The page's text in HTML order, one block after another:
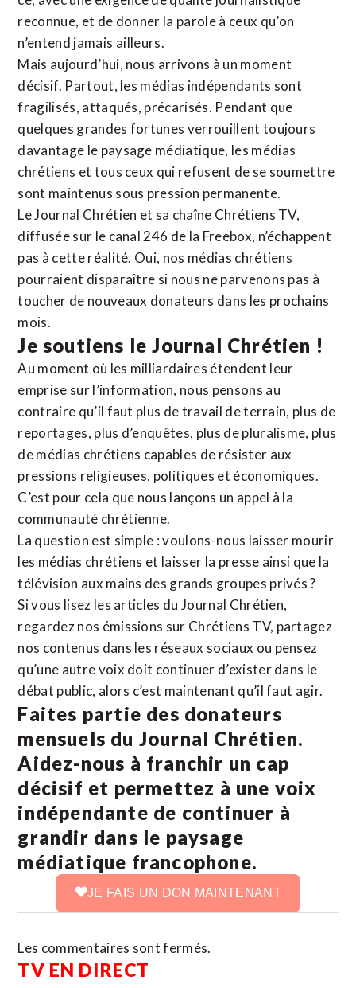
reconnue, et de donner la parole à ceux qu’on
n’entend jamais ailleurs.
Mais aujourd’hui, nous arrivons à un moment
décisif. Partout, les médias indépendants sont
fragilisés, attaqués, précarisés. Pendant que
quelques grandes fortunes verrouillent toujours
davantage le paysage médiatique, les médias
chrétiens et tous ceux qui refusent de se soumettre
sont maintenus sous pression permanente.
Le Journal Chrétien et sa chaîne Chrétiens TV,
diffusée sur le canal 246 de la Freebox, n’échappent
pas à cette réalité. Oui, nos médias chrétiens
pourraient disparaître si nous ne parvenons pas à
toucher de nouveaux donateurs dans les prochains
mois.
Je soutiens le Journal Chrétien !
Au moment où les milliardaires étendent leur
emprise sur l’information, nous pensons au
contraire qu’il faut plus de travail de terrain, plus de
reportages, plus d’enquêtes, plus de pluralisme, plus
de médias chrétiens capables de résister aux
pressions religieuses, politiques et économiques.
C’est pour cela que nous lançons un appel à la
communauté chrétienne.
La question est simple : voulons-nous laisser mourir
les médias chrétiens et laisser la presse ainsi que la
télévision aux mains des grands groupes privés ?
Si vous lisez les articles du Journal Chrétien,
regardez nos émissions sur Chrétiens TV, partagez
nos contenus dans les réseaux sociaux ou pensez
qu’une autre voix doit continuer d’exister dans le
débat public, alors c’est maintenant qu’il faut agir.
Faites partie des donateurs
mensuels du Journal Chrétien.
Aidez-nous à franchir un cap
décisif et permettez à une voix
indépendante de continuer à
grandir dans le paysage
médiatique francophone.
JE FAIS UN DON MAINTENANT
Les commentaires sont fermés.
TV EN DIRECT